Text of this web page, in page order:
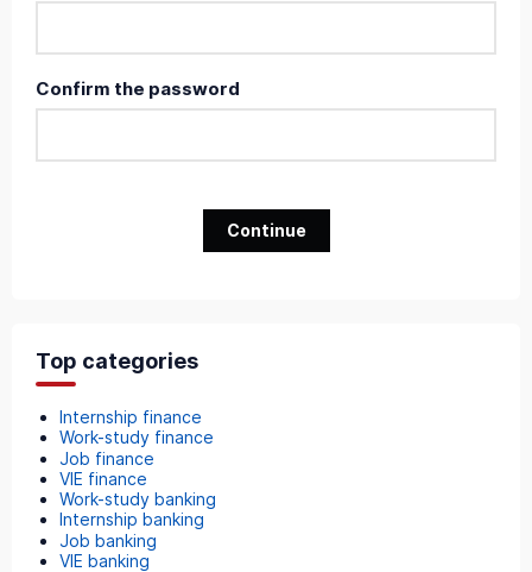
Confirm the password
Continue
Top categories
Internship finance
Work-study finance
Job finance
VIE finance
Work-study banking
Internship banking
Job banking
VIE banking